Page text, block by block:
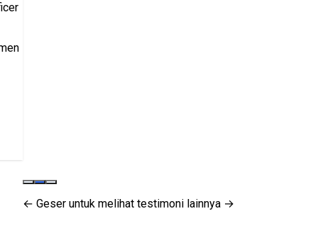
← Geser untuk melihat testimoni lainnya →